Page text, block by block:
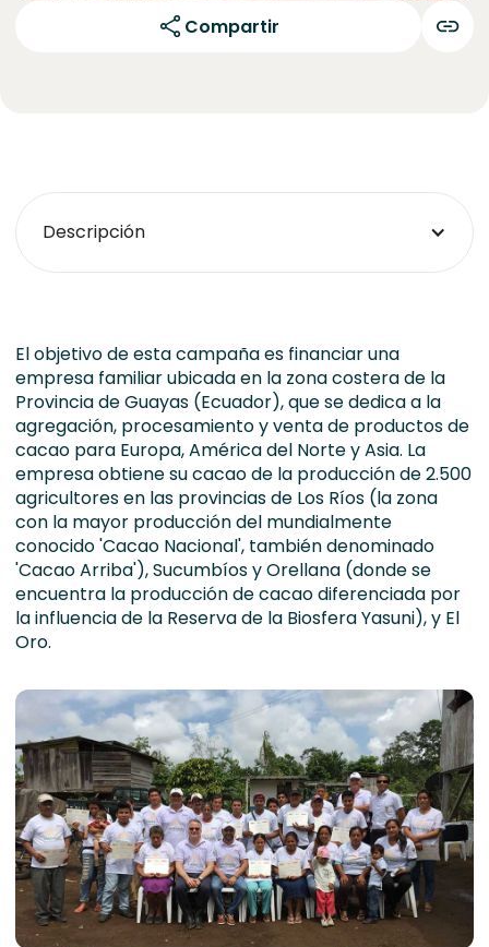
Compartir
Descripción
El objetivo de esta campaña es financiar una
empresa familiar ubicada en la zona costera de la
Provincia de Guayas (Ecuador), que se dedica a la
agregación, procesamiento y venta de productos de
cacao para Europa, América del Norte y Asia. La
empresa obtiene su cacao de la producción de 2.500
agricultores en las provincias de Los Ríos (la zona
con la mayor producción del mundialmente
conocido 'Cacao Nacional', también denominado
'Cacao Arriba'), Sucumbíos y Orellana (donde se
encuentra la producción de cacao diferenciada por
la influencia de la Reserva de la Biosfera Yasuni), y El
Oro.